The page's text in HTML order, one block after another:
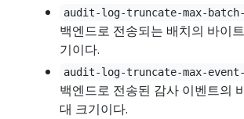
audit-log-truncate-max-
백엔드로 전송되는 배치의 바이
기이다.
audit-log-truncate-max-
백엔드로 전송된 감사 이벤트의
대 크기이다.